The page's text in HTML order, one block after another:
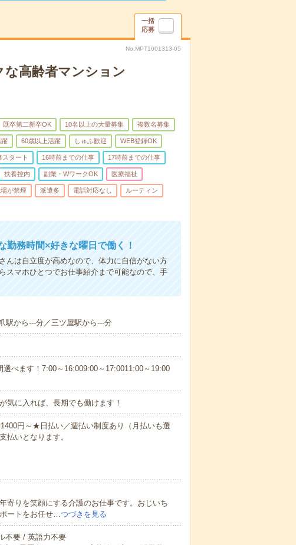
一括
応募
No.MPT1001313-05
な高齢者マンション
既卒第二新卒OK 10名以上の大量募集 複数名募集
60歳以上活躍 しゅふ歓迎 WEB登録OK
タート 16時前までの仕事 17時前までの仕事
扶養控内 副業・WワークOK 医療福祉
が禁煙 派遣多 電話対応なし ルーティン
勤務時間×好きな曜日で働く！
んは自立度が高めなので、体力に自信がない方
スマホひとつでお仕事紹介まで可能なので、手
駅から---分／三ツ屋駅から---分
べます！7:00～16:009:00～17:0011:00～19:00
に入れば、長期でも働けます！
円～★日払い／週払い制度あり（月払いも選
払いとなります。
寄りを笑顔にする介護のお仕事です。おじいち
ートをお任せ…つづきを見る
不要 / 英語力不要